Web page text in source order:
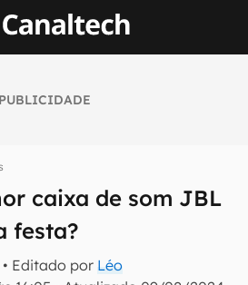
PUBLICIDADE
caixa de som JBL
festa?
• Editado por Léo
tecnologia em primeira